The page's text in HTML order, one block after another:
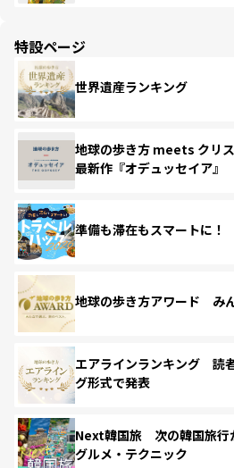
特設ページ
世界遺産ランキング
地球の歩き方 meets クリ
最新作『オデュッセイア』
準備も滞在もスマートに
地球の歩き方アワード み
エアラインランキング 読
グ形式で発表
Next韓国旅 次の韓国旅行
グルメ・テクニック